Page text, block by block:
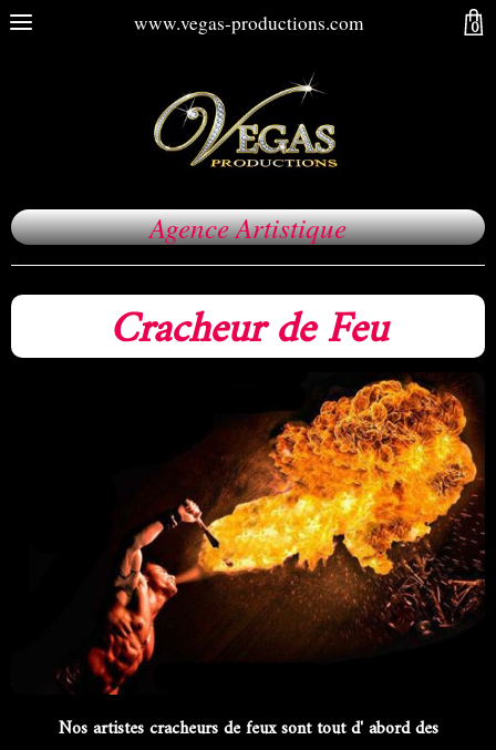
www.vegas-productions.com
Agence Artistique
Cracheur de Feu
Nos artistes cracheurs de feux sont tout d' abord des
0